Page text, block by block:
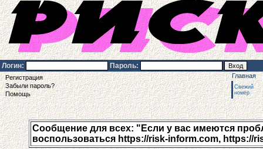
Логин: Пароль:
Регистрация
Забыли пароль?
Помощь
Главная
Свежий
номер
Сообщение для всех: "Если у вас имеются
воспользоваться https://risk-inform.com,